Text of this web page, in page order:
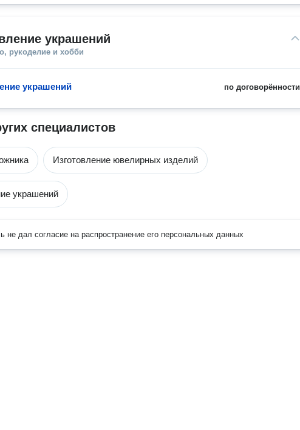
украшений
рукоделие и хобби
по договорённости
украшений
специалистов
Изготовление ювелирных изделий
украшений
не дал согласие на распространение его персональных данных